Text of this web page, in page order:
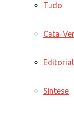
Tudo
Cata-
Editorial
Síntese